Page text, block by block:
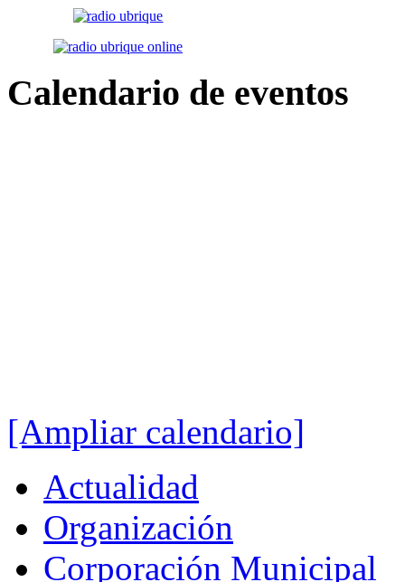
Calendario de eventos
[Ampliar calendario]
Actualidad
Organización
Corporación Municipal